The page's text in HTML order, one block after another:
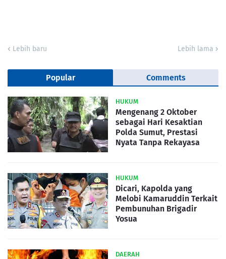
Lebih baru Lebih lama
Popular Comments
HUKUM
Mengenang 2 Oktober
sebagai Hari Kesaktian
Polda Sumut, Prestasi
Nyata Tanpa Rekayasa
HUKUM
Dicari, Kapolda yang
Melobi Kamaruddin Terkait
Pembunuhan Brigadir
Yosua
DAERAH